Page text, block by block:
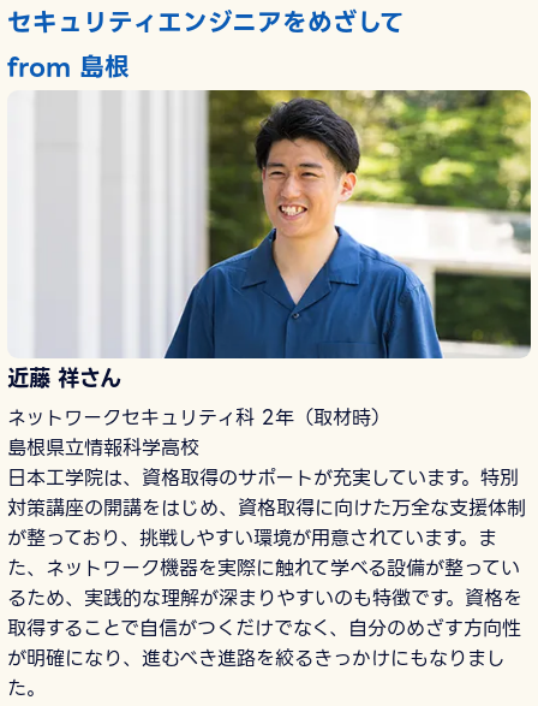
セキュリティエンジニアをめざして
from 島根
近藤 祥さん
ネットワークセキュリティ科 2年（取材時）
島根県立情報科学高校
日本工学院は、資格取得のサポートが充実しています。特別
対策講座の開講をはじめ、資格取得に向けた万全な支援体制
が整っており、挑戦しやすい環境が用意されています。ま
た、ネットワーク機器を実際に触れて学べる設備が整ってい
るため、実践的な理解が深まりやすいのも特徴です。資格を
取得することで自信がつくだけでなく、自分のめざす方向性
が明確になり、進むべき進路を絞るきっかけにもなりまし
た。